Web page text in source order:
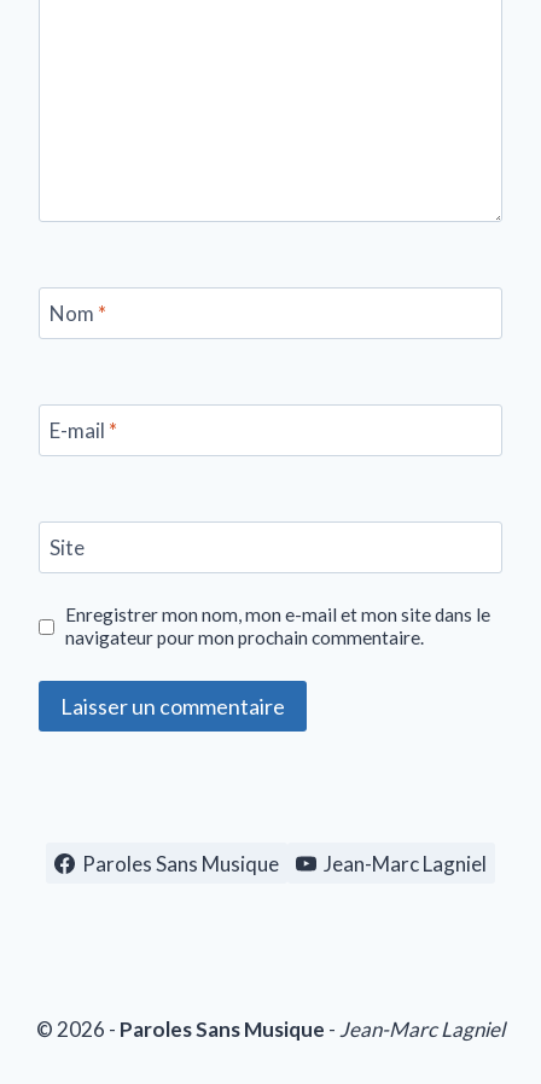
Nom *
E-mail *
Site
Enregistrer mon nom, mon e-mail et mon site dans le
navigateur pour mon prochain commentaire.
Paroles Sans Musique Jean-Marc Lagniel
© 2026 - Paroles Sans Musique - Jean-Marc Lagniel